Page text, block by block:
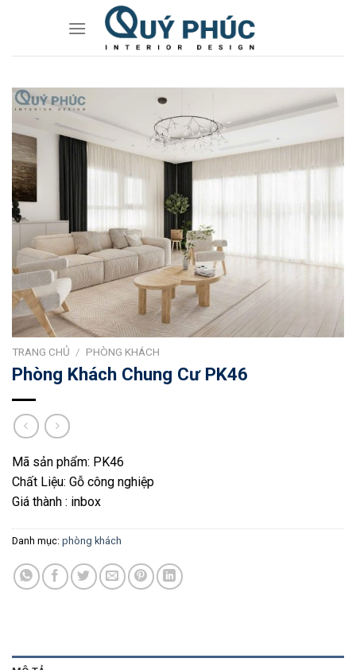
TRANG CHỦ / PHÒNG KHÁCH
Phòng Khách Chung Cư PK46
Mã sản phẩm: PK46
Chất Liệu: Gỗ công nghiệp
Giá thành : inbox
Danh mục: phòng khách